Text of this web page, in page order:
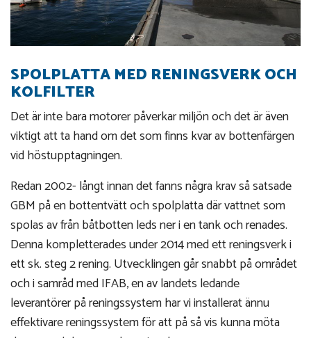
SPOLPLATTA MED RENINGSVERK OCH
KOLFILTER
Det är inte bara motorer påverkar miljön och det är även
viktigt att ta hand om det som finns kvar av bottenfärgen
vid höstupptagningen.
Redan 2002- långt innan det fanns några krav så satsade
GBM på en bottentvätt och spolplatta där vattnet som
spolas av från båtbotten leds ner i en tank och renades.
Denna kompletterades under 2014 med ett reningsverk i
ett sk. steg 2 rening. Utvecklingen går snabbt på området
och i samråd med IFAB, en av landets ledande
leverantörer på reningssystem har vi installerat ännu
effektivare reningssystem för att på så vis kunna möta